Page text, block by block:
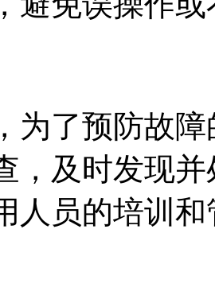
了预防故障
，及时发现
人员的培训